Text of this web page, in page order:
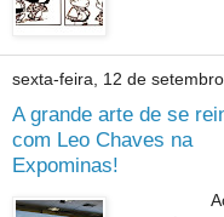
sexta-feira, 12 de
A grande arte de se
com Leo Chaves na
Expominas!
Acesse